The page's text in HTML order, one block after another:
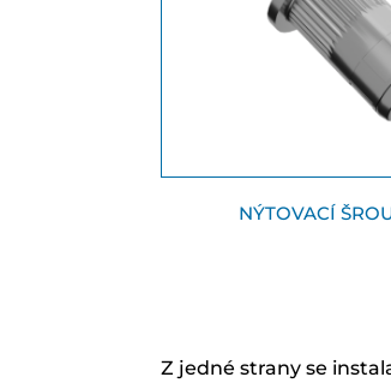
NÝTOVACÍ
Z jedné strany se